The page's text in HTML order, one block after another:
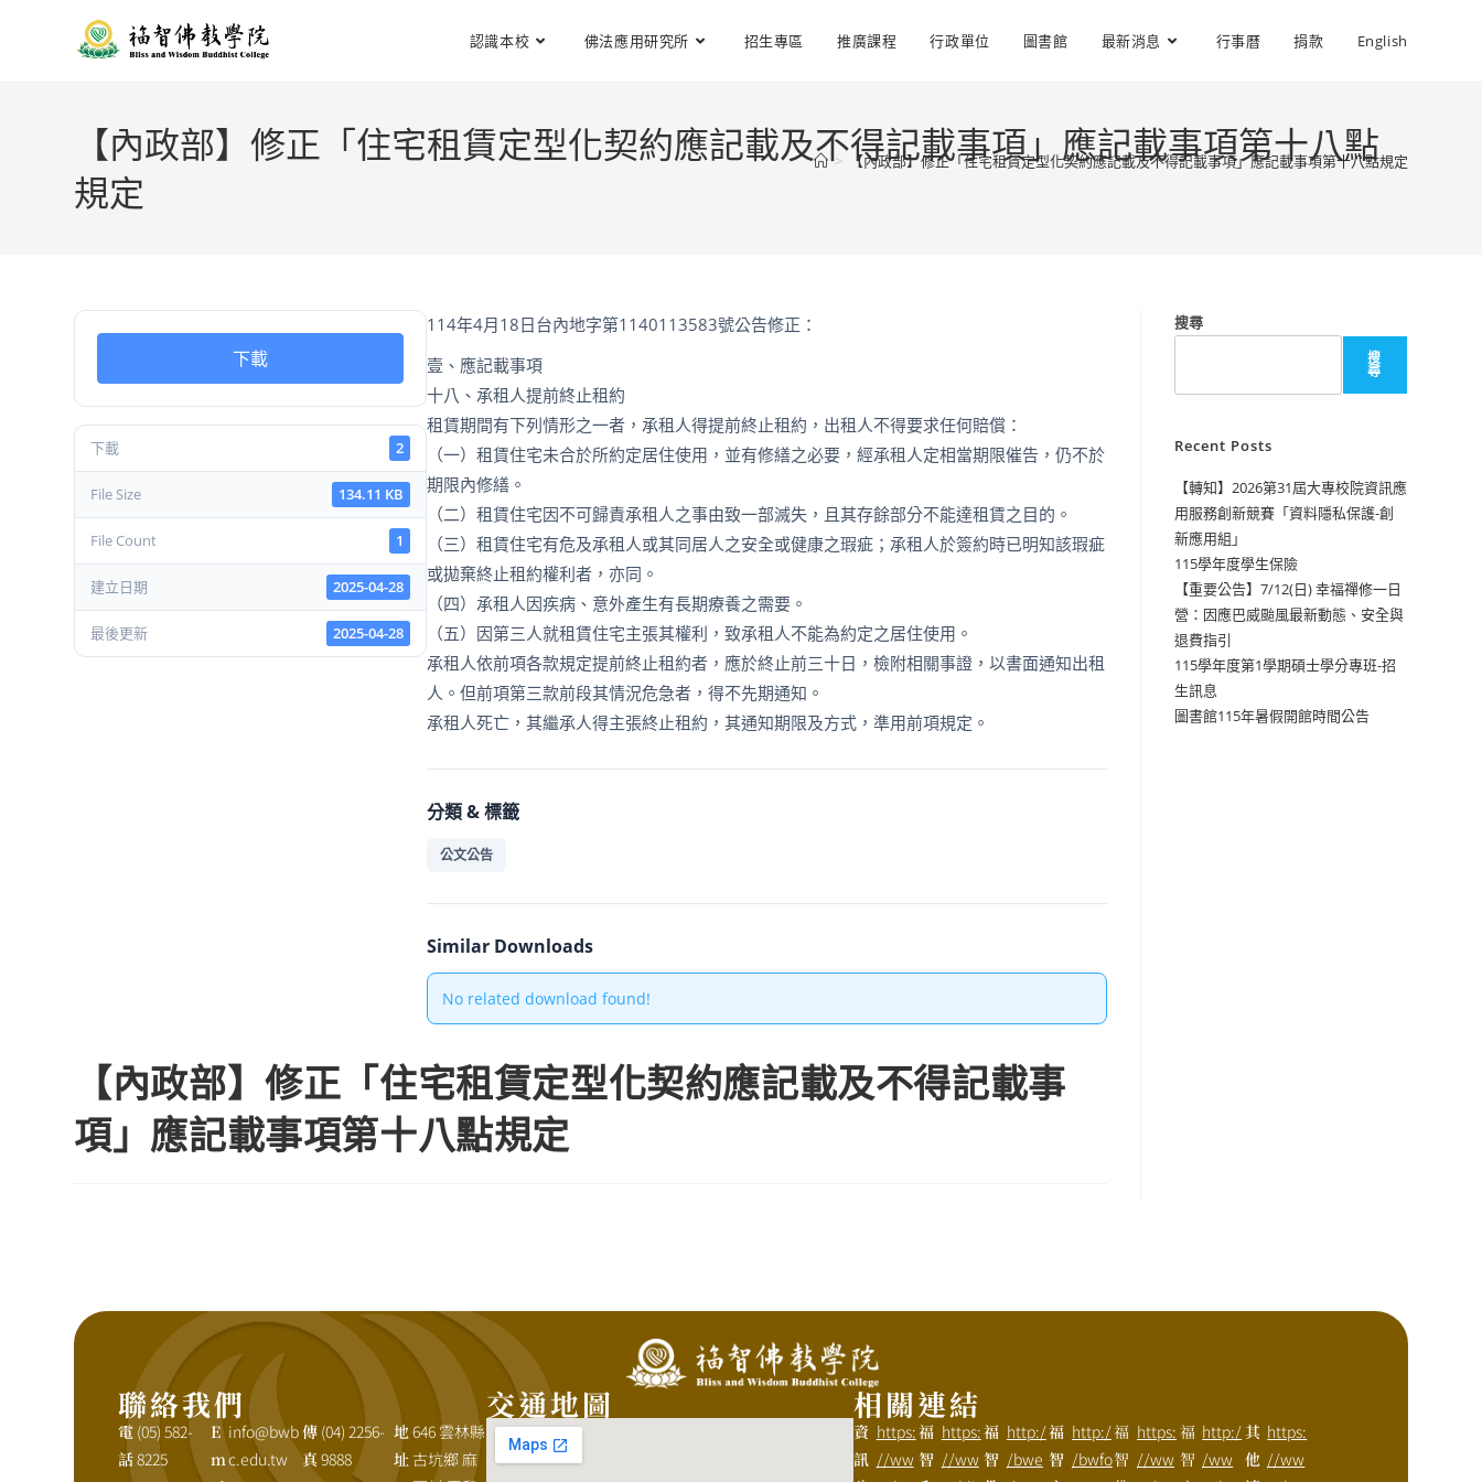
認識本校 佛法應用研究所 招生專區 推廣課程 行政單位 圖書館 最新消息 行事曆 捐款 English
【內政部】修正「住宅租賃定型化契約應記載及不得記載事項」應記載事項第十八點
規定
> 【內政部】修正「住宅租賃定型化契約應記載及不得記載事項」應記載事項第十八點規定
下載
下載 2
File Size 134.11 KB
File Count 1
建立日期 2025-04-28
最後更新 2025-04-28
114年4月18日台內地字第1140113583號公告修正：
壹、應記載事項
十八、承租人提前終止租約
租賃期間有下列情形之一者，承租人得提前終止租約，出租人不得要求任何賠償：
（一）租賃住宅未合於所約定居住使用，並有修繕之必要，經承租人定相當期限催告，仍不於
期限內修繕。
（二）租賃住宅因不可歸責承租人之事由致一部滅失，且其存餘部分不能達租賃之目的。
（三）租賃住宅有危及承租人或其同居人之安全或健康之瑕疵；承租人於簽約時已明知該瑕疵
或拋棄終止租約權利者，亦同。
（四）承租人因疾病、意外產生有長期療養之需要。
（五）因第三人就租賃住宅主張其權利，致承租人不能為約定之居住使用。
承租人依前項各款規定提前終止租約者，應於終止前三十日，檢附相關事證，以書面通知出租
人。但前項第三款前段其情況危急者，得不先期通知。
承租人死亡，其繼承人得主張終止租約，其通知期限及方式，準用前項規定。
分類 & 標籤
公文公告
Similar Downloads
No related download found!
【內政部】修正「住宅租賃定型化契約應記載及不得記載事
項」應記載事項第十八點規定
搜尋
搜
尋
Recent Posts
【轉知】2026第31屆大專校院資訊應
用服務創新競賽「資料隱私保護-創
新應用組」
115學年度學生保險
【重要公告】7/12(日) 幸福禪修一日
營：因應巴威颱風最新動態、安全與
退費指引
115學年度第1學期碩士學分專班-招
生訊息
圖書館115年暑假開館時間公告
聯絡我們
電
話
(05) 582-
8225
E
m
info@bwb
c.edu.tw
傳
真
(04) 2256-
9888
地
址
646 雲林縣
古坑鄉 麻
交通地圖 相關連結
資
訊
https:
//ww
福
智
https:
//ww
福
智
http:/
/bwe
福
智
http:/
/bwfo
福
智
https:
//ww
福
智
http:/
/ww
其
他
https:
//ww